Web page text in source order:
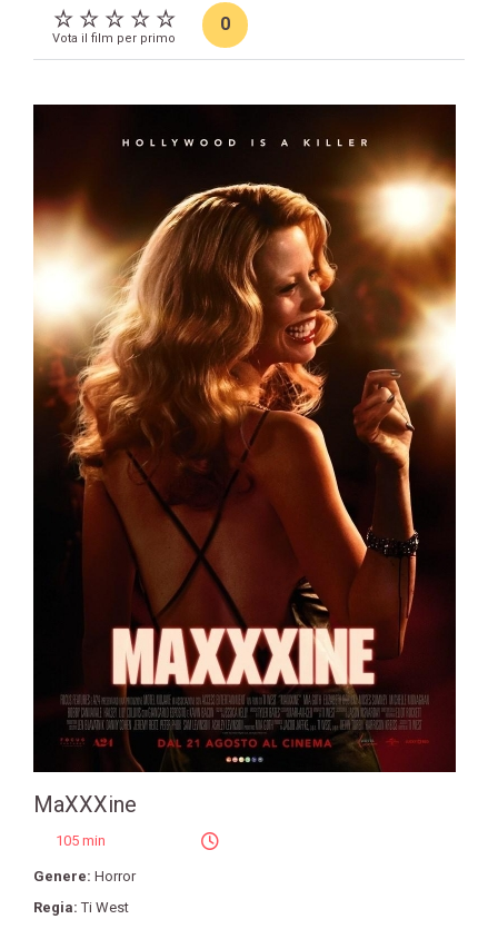
Vota il film per primo
0
MaXXXine
105 min
Genere: Horror
Regia:Ti West